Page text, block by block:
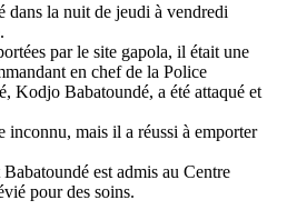
dans la nuit de jeudi à vendredi
par le site gapola, il était une
en chef de la Police
Kodjo Babatoundé, a été attaqué et
inconnu, mais il a réussi à emporter
est admis au Centre
pour des soins.